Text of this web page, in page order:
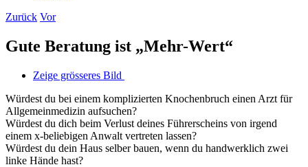
Zurück Vor
Gute Beratung ist „Mehr-Wert“
Zeige grösseres Bild
Würdest du bei einem komplizierten Knochenbruch einen Arzt für
Allgemeinmedizin aufsuchen?
Würdest du dich beim Verlust deines Führerscheins von irgend
einem x-beliebigen Anwalt vertreten lassen?
Würdest du dein Haus selber bauen, wenn du handwerklich zwei
linke Hände hast?